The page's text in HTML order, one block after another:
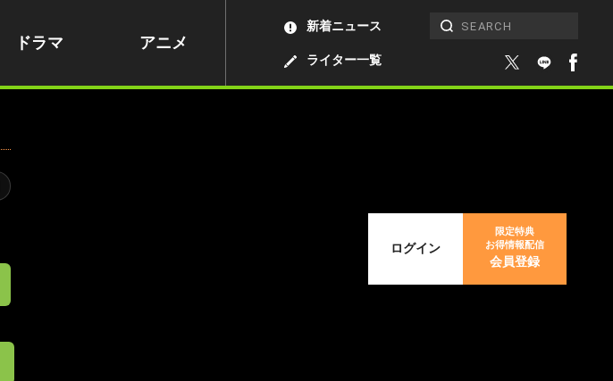
ドラマ アニメ
ライター一覧
新着ニュース
ログイン
限定特典
お得情報配信
会員登録